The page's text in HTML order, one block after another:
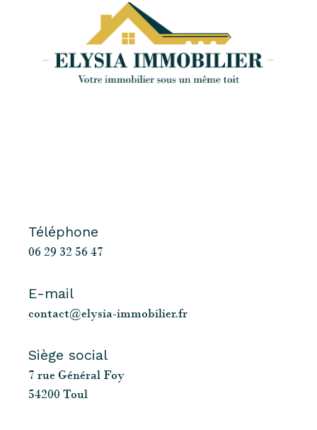
Téléphone
06 29 32 56 47
E-mail
contact@elysia-immobilier.fr
Siège social
7 rue Général Foy
54200 Toul